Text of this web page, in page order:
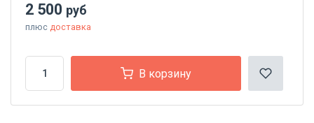
2 500 руб
плюс доставка
В корзину